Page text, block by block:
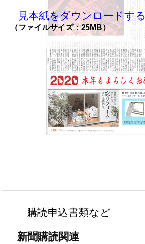
見本紙をダウンロードする
（ファイルサイズ：25MB）
購読申込書類など
新聞購読関連